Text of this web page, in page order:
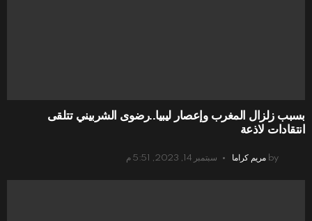
بسبب زلزال المغرب وإعصار ليبيا..رضوى الشربيني تتلقى
انتقادات لاذعة
by مريم كراما سبتمبر 14, 2023, 5:51 م